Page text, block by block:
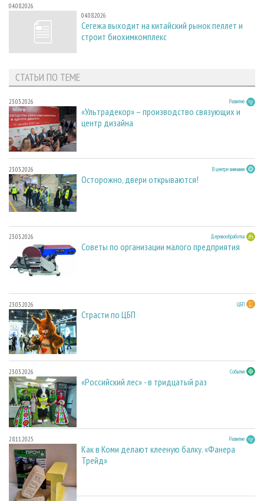
04.08.2026
04.08.2026
Сегежа выходит на китайский рынок пеллет и
строит биохимкомплекс
СТАТЬИ ПО ТЕМЕ
23.03.2026 Развитие
«Ультрадекор» – производство связующих и
центр дизайна
23.03.2026 В центре внимания
Осторожно, двери открываются!
23.03.2026 Деревообработка
Советы по организации малого предприятия
23.03.2026 ЦБП
Страсти по ЦБП
23.03.2026 События
«Российский лес» - в тридцатый раз
28.11.2025 Развитие
Как в Коми делают клееную балку. «Фанера
Трейд»